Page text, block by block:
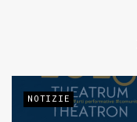
NOTIZIE